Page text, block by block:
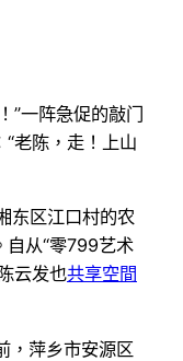
”一阵急促的敲门
老陈，走！上山
东区江口村的农
自从“零799艺术
云发也共享空間
，萍乡市安源区